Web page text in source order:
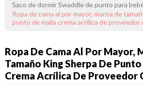
Saco de dormir Swaddle de punto para
Ropa de cama al por mayor, manta de
punto de malla crema acrílica de proveedor
Ropa De Cama Al Por Mayor,
Tamaño King Sherpa De
Crema Acrílica De Proveedor